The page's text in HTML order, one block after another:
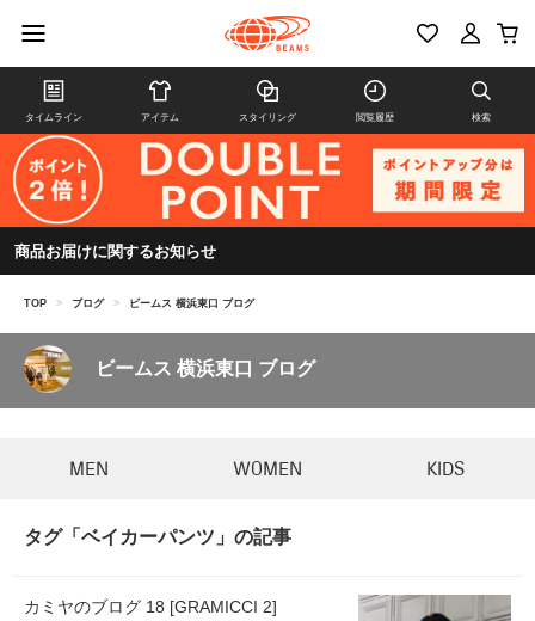
タイムライン アイテム スタイリング 閲覧履歴 検索
商品お届けに関するお知らせ
TOP > ブログ > ビームス 横浜東口 ブログ
ビームス 横浜東口 ブログ
MEN WOMEN KIDS
タグ「ベイカーパンツ」の記事
カミヤのブログ 18 [GRAMICCI 2]